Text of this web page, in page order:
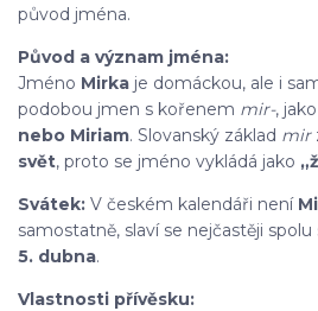
původ jména.
Původ a význam jména:
Jméno Mirka je domáckou, ale i
podobou jmen s kořenem mir-,
nebo Miriam. Slovanský základ mir
svět, proto se jméno vykládá jako
Svátek: V českém kalendáři není
samostatně, slaví se nejčastěji
5. dubna.
Vlastnosti přívěsku: